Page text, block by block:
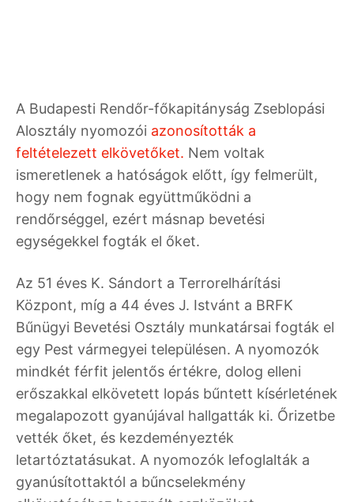
A Budapesti Rendőr-főkapitányság Zseblopási
Alosztály nyomozói azonosították a
feltételezett elkövetőket. Nem voltak
ismeretlenek a hatóságok előtt, így felmerült,
hogy nem fognak együttműködni a
rendőrséggel, ezért másnap bevetési
egységekkel fogták el őket.
Az 51 éves K. Sándort a Terrorelhárítási
Központ, míg a 44 éves J. Istvánt a BRFK
Bűnügyi Bevetési Osztály munkatársai fogták el
egy Pest vármegyei településen. A nyomozók
mindkét férfit jelentős értékre, dolog elleni
erőszakkal elkövetett lopás bűntett kísérletének
megalapozott gyanújával hallgatták ki. Őrizetbe
vették őket, és kezdeményezték
letartóztatásukat. A nyomozók lefoglalták a
gyanúsítottaktól a bűncselekmény